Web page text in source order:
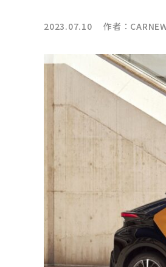
2023.07.10 作者：